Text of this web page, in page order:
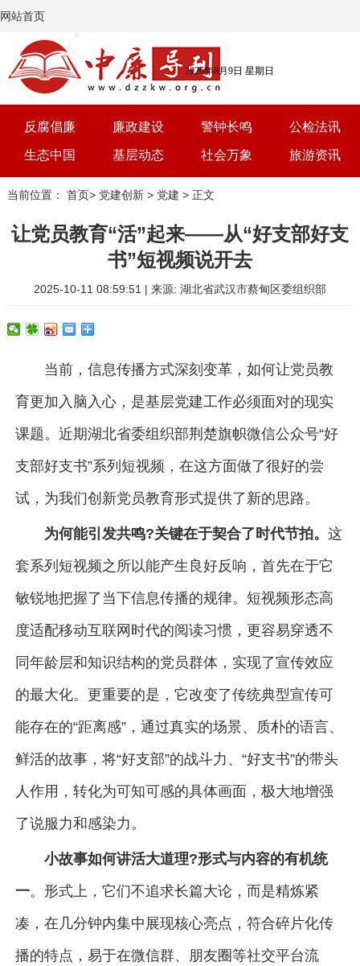
网站首页
2026年8月9日 星期日
反腐倡廉 廉政建设 警钟长鸣 公检法讯
生态中国 基层动态 社会万象 旅游资讯
党建 文选 三农 艺术
当前位置： 首页> 党建创新> 党建 > 正文
让党员教育“活”起来——从“好支部好支
书”短视频说开去
2025-10-11 08:59:51 | 来源: 湖北省武汉市蔡甸区委组织部
当前，信息传播方式深刻变革，如何让党员教
育更加入脑入心，是基层党建工作必须面对的现实
课题。近期湖北省委组织部荆楚旗帜微信公众号“好
支部好支书”系列短视频，在这方面做了很好的尝
试，为我们创新党员教育形式提供了新的思路。
为何能引发共鸣?关键在于契合了时代节拍。 这
套系列短视频之所以能产生良好反响，首先在于它
敏锐地把握了当下信息传播的规律。短视频形态高
度适配移动互联网时代的阅读习惯，更容易穿透不
同年龄层和知识结构的党员群体，实现了宣传效应
的最大化。更重要的是，它改变了传统典型宣传可
能存在的“距离感”，通过真实的场景、质朴的语言、
鲜活的故事，将“好支部”的战斗力、“好支书”的带头
人作用，转化为可知可感的具体画面，极大地增强
了说服力和感染力。
小故事如何讲活大道理?形式与内容的有机统
一。形式上，它们不追求长篇大论，而是精炼紧
凑，在几分钟内集中展现核心亮点，符合碎片化传
播的特点，易于在微信群、朋友圈等社交平台流